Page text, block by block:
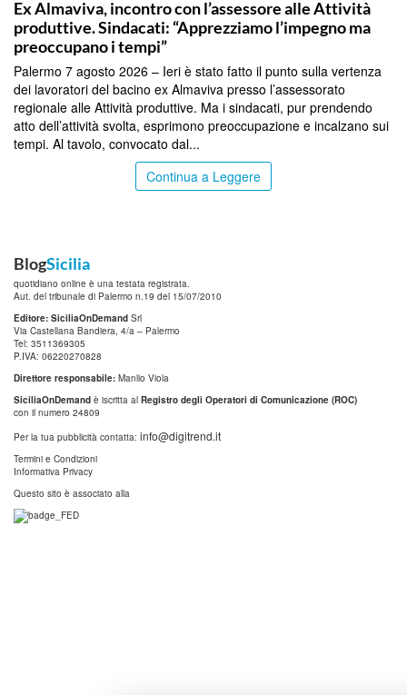
Ex Almaviva, incontro con l’assessore alle Attività
produttive. Sindacati: “Apprezziamo l’impegno ma
preoccupano i tempi”
Palermo 7 agosto 2026 – Ieri è stato fatto il punto sulla vertenza
dei lavoratori del bacino ex Almaviva presso l’assessorato
regionale alle Attività produttive. Ma i sindacati, pur prendendo
atto dell’attività svolta, esprimono preoccupazione e incalzano sui
tempi. Al tavolo, convocato dal...
Continua a Leggere
BlogSicilia
quotidiano online è una testata registrata.
Aut. del tribunale di Palermo n.19 del 15/07/2010
Editore: SiciliaOnDemand Srl
Via Castellana Bandiera, 4/a – Palermo
Tel: 3511369305
P.IVA: 06220270828
Direttore responsabile: Manlio Viola
SiciliaOnDemand è iscritta al Registro degli Operatori di Comunicazione (ROC)
con il numero 24809
Per la tua pubblicità contatta: info@digitrend.it
Termini e Condizioni
Informativa Privacy
Questo sito è associato alla